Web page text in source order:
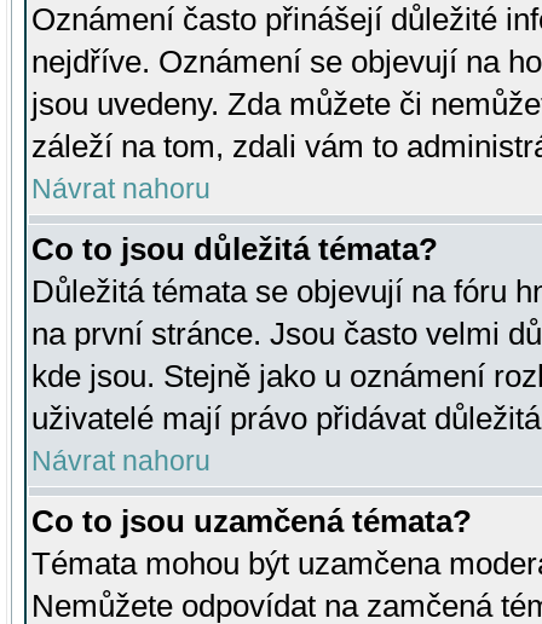
Oznámení často přinášejí důležité
nejdříve. Oznámení se objevují na
jsou uvedeny. Zda můžete či
záleží na tom, zdali vám to
Návrat nahoru
Co to jsou důležitá témata?
Důležitá témata se objevují na fóru
na první stránce. Jsou často velmi
kde jsou. Stejně jako u oznámení
uživatelé mají právo přidávat
Návrat nahoru
Co to jsou uzamčená témata?
Témata mohou být uzamčena
Nemůžete odpovídat na zamčená